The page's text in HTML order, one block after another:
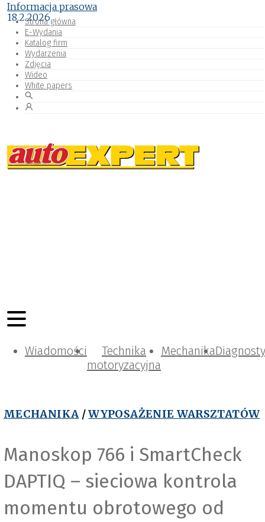
Strona główna
E-Wydania
Katalog firm
Wydarzenia
Zdjęcia
Wideo
White papers
Wiadomości
Technika
motoryzacyjna
Mechanika
MECHANIKA /WYPOSAŻENIE WARSZTATÓW
Manoskop 766 i SmartCheck
DAPTIQ – sieciowa kontrola
momentu obrotowego od
Informacja prasowa
18.2.2026